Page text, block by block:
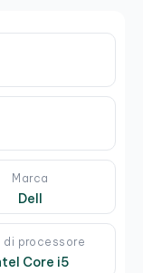
Marca
Dell
di processore
Core i5